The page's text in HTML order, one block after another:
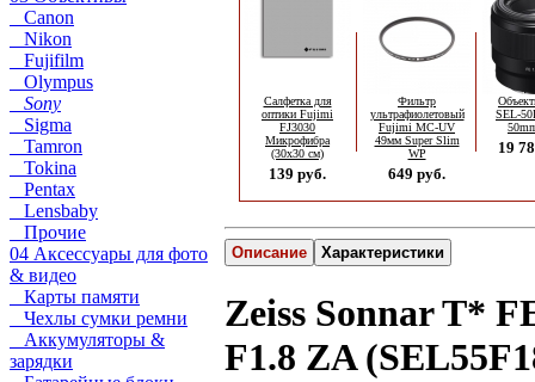
Canon
Nikon
Fujifilm
Olympus
Sony
Sigma
Tamron
Tokina
Pentax
Lensbaby
Прочие
04 Аксессуары для фото
& видео
Карты памяти
Чехлы сумки ремни
Аккумуляторы &
зарядки
Салфетка для
оптики Fujimi
FJ3030
Микрофибра
(30х30 см)
139 руб.
Фильтр
ультрафиолетовый
Fujimi MC-UV
49мм Super Slim
WP
649 руб.
SEL-
19
Описание Характеристики
Zeiss Sonnar T*
F1.8 ZA